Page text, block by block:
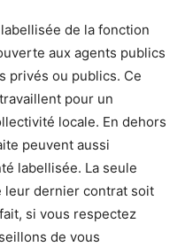
de la fonction
aux agents publics
privés ou publics. Ce
pour un
locale. En dehors
peuvent aussi
labellisée. La seule
leur dernier contrat soit
si vous respectez
de vous